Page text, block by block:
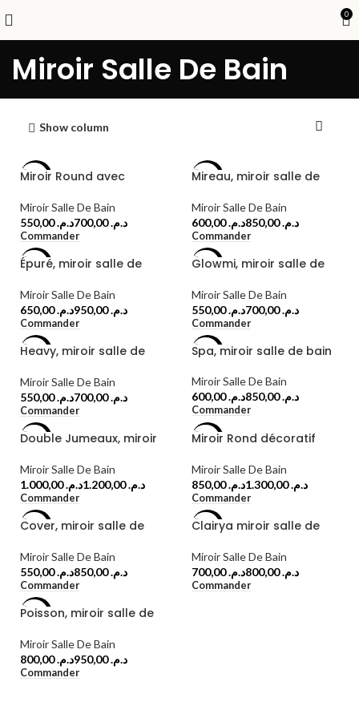
0
Miroir Salle De Bain
Show column
-27%
Miroir Round avec
Miroir Salle De Bain
د.م.
د.م.
Commander
-29%
Mireau, miroir salle de
Miroir Salle De Bain
د.م.
د.م.
Commander
-24%
Épuré, miroir salle de
Miroir Salle De Bain
د.م.
د.م.
Commander
-21%
Glowmi, miroir salle de
Miroir Salle De Bain
د.م.
د.م.
Commander
-21%
Heavy, miroir salle de
Miroir Salle De Bain
د.م.
د.م.
Commander
-20%
Spa, miroir salle de bain
Miroir Salle De Bain
د.م.
د.م.
Commander
-23%
Double Jumeaux, miroir
Miroir Salle De Bain
د.م.
د.م.
Commander
-19%
Miroir Rond décoratif
Miroir Salle De Bain
د.م.
د.م.
Commander
-24%
Cover, miroir salle de
Miroir Salle De Bain
د.م.
د.م.
Commander
-24%
Clairya miroir salle de
Miroir Salle De Bain
د.م.
د.م.
Commander
-21%
Poisson, miroir salle de
Miroir Salle De Bain
د.م.
د.م.
Commander